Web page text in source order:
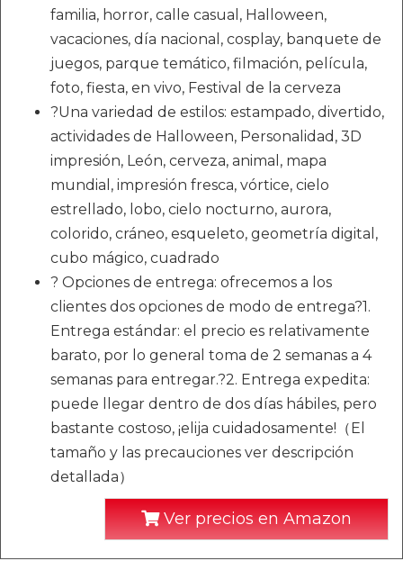
familia, horror, calle casual, Halloween,
vacaciones, día nacional, cosplay, banquete de
juegos, parque temático, filmación, película,
foto, fiesta, en vivo, Festival de la cerveza
?Una variedad de estilos: estampado, divertido,
actividades de Halloween, Personalidad, 3D
impresión, León, cerveza, animal, mapa
mundial, impresión fresca, vórtice, cielo
estrellado, lobo, cielo nocturno, aurora,
colorido, cráneo, esqueleto, geometría digital,
cubo mágico, cuadrado
? Opciones de entrega: ofrecemos a los
clientes dos opciones de modo de entrega?1.
Entrega estándar: el precio es relativamente
barato, por lo general toma de 2 semanas a 4
semanas para entregar.?2. Entrega expedita:
puede llegar dentro de dos días hábiles, pero
bastante costoso, ¡elija cuidadosamente!（El
tamaño y las precauciones ver descripción
detallada）
Ver precios en Amazon